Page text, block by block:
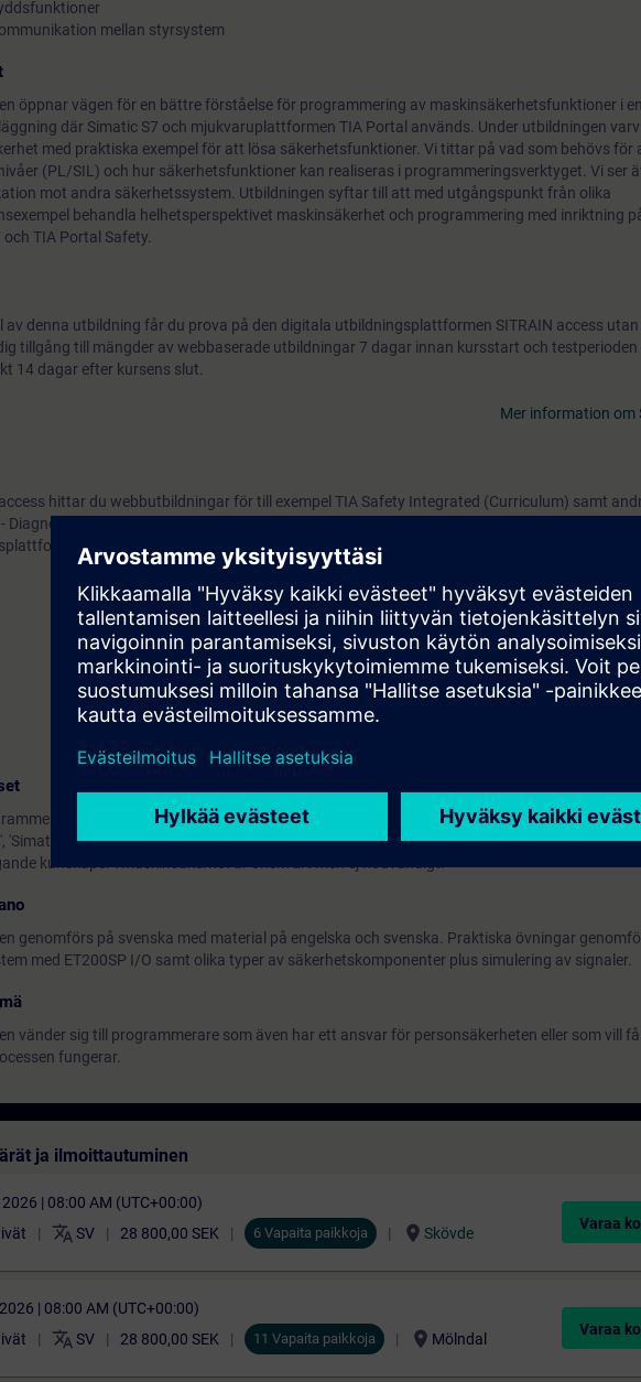
mellan styrsystem
öppnar vägen för en bättre förståelse för programmering av maskinsäkerhetsfunktioner i
där Simatic S7 och mjukvaruplattformen TIA Portal används. Under utbildningen
med praktiska exempel för att lösa säkerhetsfunktioner. Vi tittar på vad som behövs för
(PL/SIL) och hur säkerhetsfunktioner kan realiseras i programmeringsverktyget. Vi ser
mot andra säkerhetssystem. Utbildningen syftar till att med utgångspunkt från olika
behandla helhetsperspektivet maskinsäkerhet och programmering med inriktning
och TIA Portal Safety.
av denna utbildning får du prova på den digitala utbildningsplattformen SITRAIN access utan
tillgång till mängder av webbaserade utbildningar 7 dagar innan kursstart och
14 dagar efter kursens slut.
Mer information om
hittar du webbutbildningar för till exempel TIA Safety Integrated (Curriculum) samt
Diagnostics and Troubleshooting (Curriculum V2) och många fler. Som en introduktion till den
rekommenderar vi följande webbaserade utbildningar:
TIA
TIA Portal - Diagnostics and
som tidigare har gått någon av utbildningarna 'Simatic TIA Portal uppdatering från
'Simatic TIA Portal programmering 1', 'Simatic TIA Portal service 2' eller har motsvarande
kunskaper i maskinsäkerhet är önskvärt men ej nödvändigt.
genomförs på svenska med material på engelska och svenska. Praktiska övningar
med ET200SP I/O samt olika typer av säkerhetskomponenter plus simulering av signaler.
vänder sig till programmerare som även har ett ansvar för personsäkerheten eller som vill få
fungerar.
ja ilmoittautuminen
| 08:00 AM (UTC+00:00)
translate SV 28 800,00 SEK 6 Vapaita paikkoja location_on Skövde
Varaa
| 08:00 AM (UTC+00:00)
translate SV 28 800,00 SEK 11 Vapaita paikkoja location_on Mölndal
Varaa